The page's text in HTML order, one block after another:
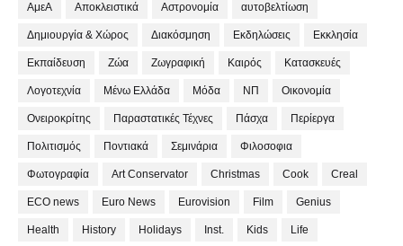
ΑμεΑ Αποκλειστικά Αστρονομία αυτοβελτίωση
Δημιουργία & Χώρος Διακόσμηση Εκδηλώσεις Εκκλησία
Εκπαίδευση Ζώα Ζωγραφική Καιρός Κατασκευές
Λογοτεχνία Μένω Ελλάδα Μόδα ΝΠ Οικονομία
Ονειροκρίτης Παραστατικές Τέχνες Πάσχα Περίεργα
Πολιτισμός Ποντιακά Σεμινάρια Φιλοσοφια
Φωτογραφία Art Conservator Christmas Cook Creal
ECO news Euro News Eurovision Film Genius
Health History Holidays Inst. Kids Life